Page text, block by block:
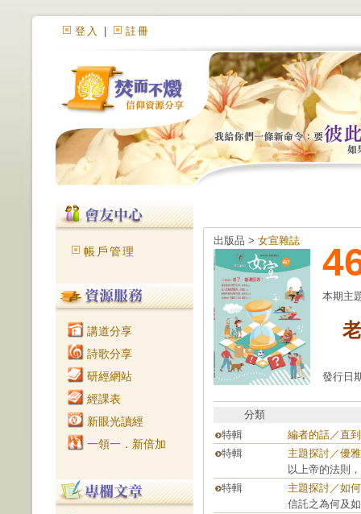
登入 註冊
帳戶管理
講道分享
詩歌分享
研經網站
經課表
新眼光讀經
一領一．新倍加
出版品 > 女宣雜誌
本期主
發行日
分類
特輯
編者的話／直
特輯
主題探討／優
以上帝的法則
特輯
主題探討／如
信託之為何及